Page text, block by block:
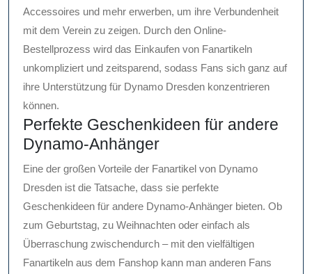
Accessoires und mehr erwerben, um ihre Verbundenheit
mit dem Verein zu zeigen. Durch den Online-
Bestellprozess wird das Einkaufen von Fanartikeln
unkompliziert und zeitsparend, sodass Fans sich ganz auf
ihre Unterstützung für Dynamo Dresden konzentrieren
können.
Perfekte Geschenkideen für andere
Dynamo-Anhänger
Eine der großen Vorteile der Fanartikel von Dynamo
Dresden ist die Tatsache, dass sie perfekte
Geschenkideen für andere Dynamo-Anhänger bieten. Ob
zum Geburtstag, zu Weihnachten oder einfach als
Überraschung zwischendurch – mit den vielfältigen
Fanartikeln aus dem Fanshop kann man anderen Fans